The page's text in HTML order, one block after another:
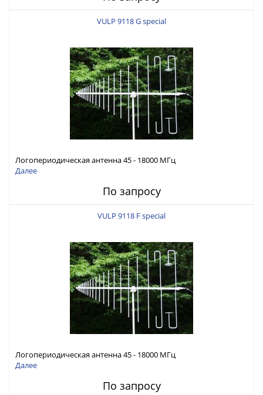
VULP 9118 G special
Логопериодическая антенна 45 - 18000 МГц
Далее
По запросу
VULP 9118 F special
Логопериодическая антенна 45 - 18000 МГц
Далее
По запросу